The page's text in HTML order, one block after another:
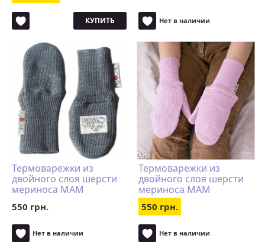
КУПИТЬ Нет в наличии
Термоварежки из
двойного слоя шерсти
мериноса MAM
550 грн.
Нет в наличии
Термоварежки из
двойного слоя шерсти
мериноса MAM
ManyMonths розовые
550 грн.
Нет в наличии